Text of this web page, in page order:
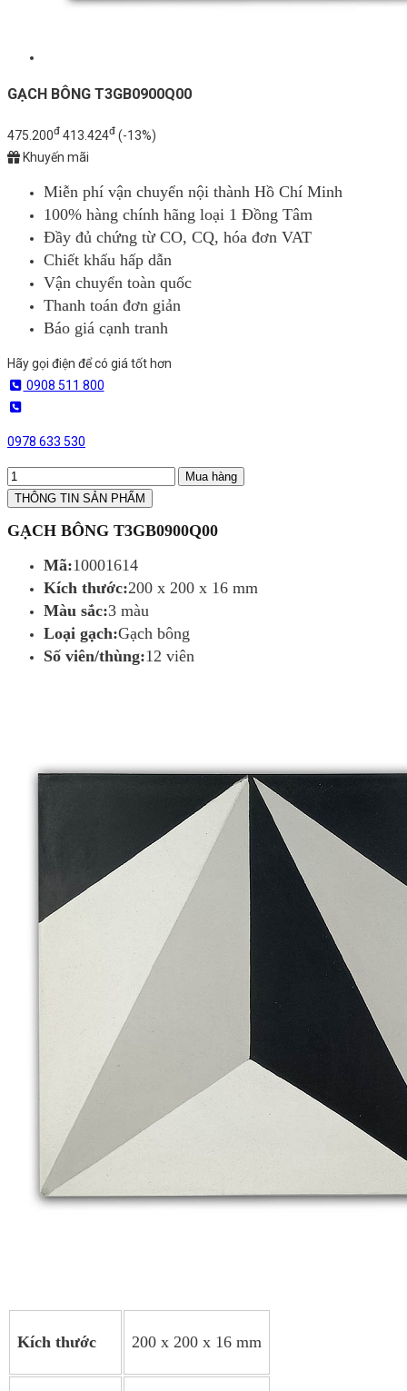
GẠCH BÔNG T3GB0900Q00
475.200đ 413.424đ (-13%)
Khuyến mãi
Miễn phí vận chuyển nội thành Hồ Chí Minh
100% hàng chính hãng loại 1 Đồng Tâm
Đầy đủ chứng từ CO, CQ, hóa đơn VAT
Chiết khấu hấp dẫn
Vận chuyển toàn quốc
Thanh toán đơn giản
Báo giá cạnh tranh
Hãy gọi điện để có giá tốt hơn
0908 511 800
0978 633 530
Mua hàng
THÔNG TIN SẢN PHẨM
GẠCH BÔNG T3GB0900Q00
Mã:10001614
Kích thước:200 x 200 x 16 mm
Màu sắc:3 màu
Loại gạch:Gạch bông
Số viên/thùng:12 viên
Kích thước 200 x 200 x 16 mm